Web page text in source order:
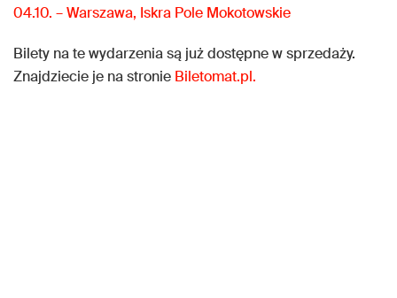
04.10. – Warszawa, Iskra Pole Mokotowskie
Bilety na te wydarzenia są już dostępne w sprzedaży.
Znajdziecie je na stronie Biletomat.pl.